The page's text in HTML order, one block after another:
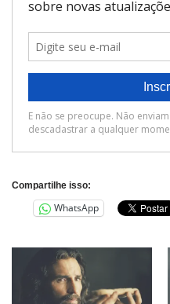
Compartilhe isso:
WhatsApp